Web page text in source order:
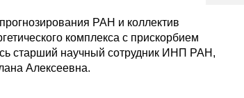
РАН и коллектив
комплекса с прискорбием
старший научный сотрудник ИНП РАН,
Алексеевна.